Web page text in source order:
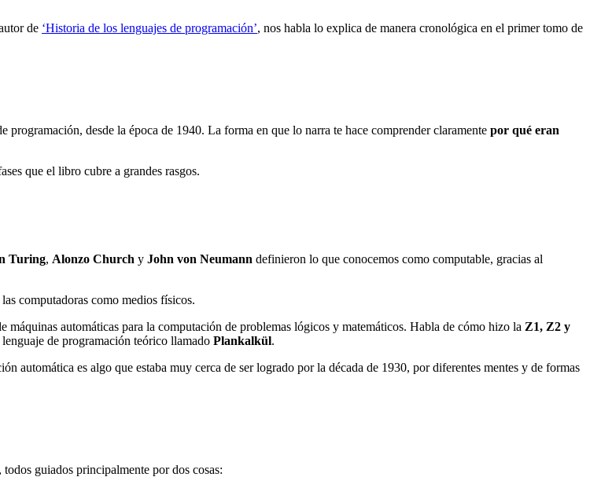
de ‘Historia de los lenguajes de programación’, nos habla lo explica de manera cronológica en el primer tomo de
desde la época de 1940. La forma en que lo narra te hace comprender claramente por qué eran
que el libro cubre a grandes rasgos.
Turing, Alonzo Church y John von Neumann definieron lo que conocemos como computable, gracias al
computadoras como medios físicos.
máquinas automáticas para la computación de problemas lógicos y matemáticos. Habla de cómo hizo la Z1, Z2 y
de programación teórico llamado Plankalkül.
automática es algo que estaba muy cerca de ser logrado por la década de 1930, por diferentes mentes y de formas
guiados principalmente por dos cosas: